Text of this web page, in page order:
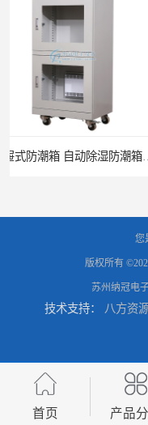
您
版权所有
苏州纳冠电
技术支持： 八方资
首页 产品